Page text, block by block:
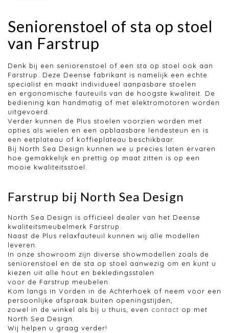
Seniorenstoel of sta op stoel
van Farstrup
Denk bij een seniorenstoel of een sta op stoel ook aan
Farstrup. Deze Deense fabrikant is namelijk een echte
specialist en maakt individueel aanpasbare stoelen
en ergonomische fauteuils van de hoogste kwaliteit. De
bediening kan handmatig of met elektromotoren worden
uitgevoerd.
Verder kunnen de Plus stoelen voorzien worden met
opties als wielen en een opblaasbare lendesteun en is
een eetplateau of koffieplateau beschikbaar.
Bij North Sea Design kunnen we u precies laten ervaren
hoe gemakkelijk en prettig op maat zitten is op een
mooie kwaliteitsstoel.
Farstrup bij North Sea Design
North Sea Design is officieel dealer van het Deense
kwaliteitsmeubelmerk Farstrup.
Naast de Plus relaxfauteuil kunnen wij alle modellen
leveren.
In onze showroom zijn diverse showmodellen zoals de
seniorenstoel en de sta op stoel aanwezig om en kunt u
kiezen uit alle hout en bekledingsstalen
voor de Farstrup meubelen.
Kom langs in Vorden in de Achterhoek of neem voor een
persoonlijke afspraak buiten openingstijden,
zowel in de winkel als bij u thuis, even contact op met
North Sea Design.
Wij helpen u graag verder!